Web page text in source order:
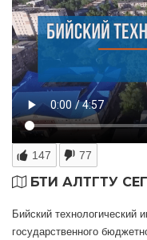
147 77
БТИ АЛТГТУ
Бийский технологический
государственного